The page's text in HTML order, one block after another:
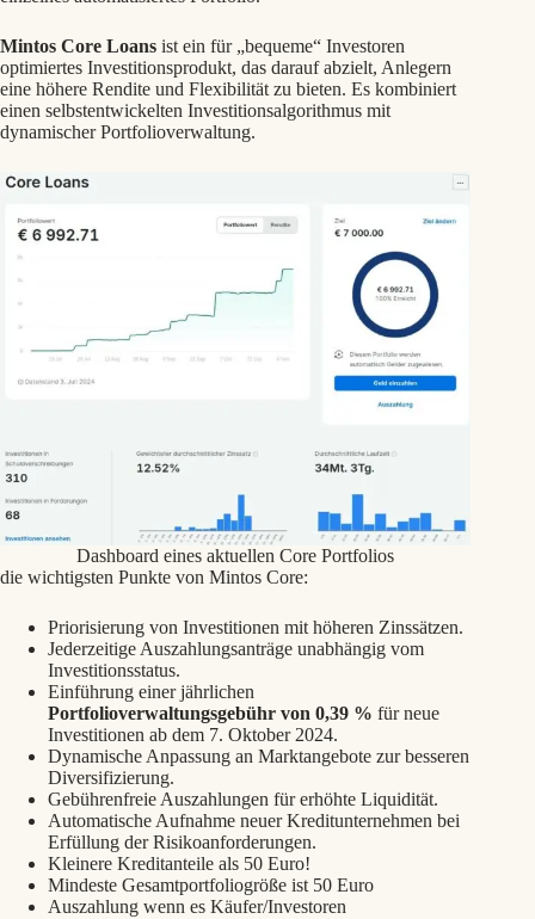
Mintos Core Loans ist ein für „bequeme“ Investoren
optimiertes Investitionsprodukt, das darauf abzielt, Anlegern
eine höhere Rendite und Flexibilität zu bieten. Es kombiniert
einen selbstentwickelten Investitionsalgorithmus mit
dynamischer Portfolioverwaltung.
Dashboard eines aktuellen Core Portfolios
die wichtigsten Punkte von Mintos Core:
Priorisierung von Investitionen mit höheren Zinssätzen.
Jederzeitige Auszahlungsanträge unabhängig vom
Investitionsstatus.
Einführung einer jährlichen
Portfolioverwaltungsgebühr von 0,39 % für neue
Investitionen ab dem 7. Oktober 2024.
Dynamische Anpassung an Marktangebote zur besseren
Diversifizierung.
Gebührenfreie Auszahlungen für erhöhte Liquidität.
Automatische Aufnahme neuer Kreditunternehmen bei
Erfüllung der Risikoanforderungen.
Kleinere Kreditanteile als 50 Euro!
Mindeste Gesamtportfoliogröße ist 50 Euro
Auszahlung wenn es Käufer/Investoren